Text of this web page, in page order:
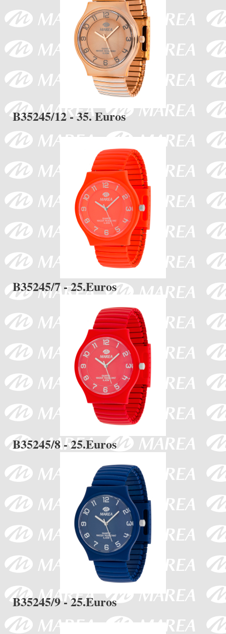
B35245/12 - 35. Euros
B35245/7 - 25.Euros
B35245/8 - 25.Euros
B35245/9 - 25.Euros